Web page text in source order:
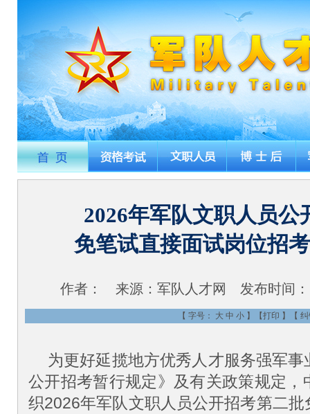
2026年军队文职人员公
免笔试直接面试岗位招
作者： 来源： 军队人才网 发布时间：
【 字号： 大 中 小 】【打印 】【
为更好延揽地方优秀人才服务强军
公开招考暂行规定》及有关政策规定
织2026年军队文职人员公开招考第二